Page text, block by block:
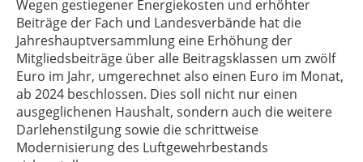
Wegen gestiegener Energiekosten und erhöhter
Beiträge der Fach und Landesverbände hat die
Jahreshauptversammlung eine Erhöhung der
Mitgliedsbeiträge über alle Beitragsklassen um zwölf
Euro im Jahr, umgerechnet also einen Euro im Monat,
ab 2024 beschlossen. Dies soll nicht nur einen
ausgeglichenen Haushalt, sondern auch die weitere
Darlehenstilgung sowie die schrittweise
Modernisierung des Luftgewehrbestands